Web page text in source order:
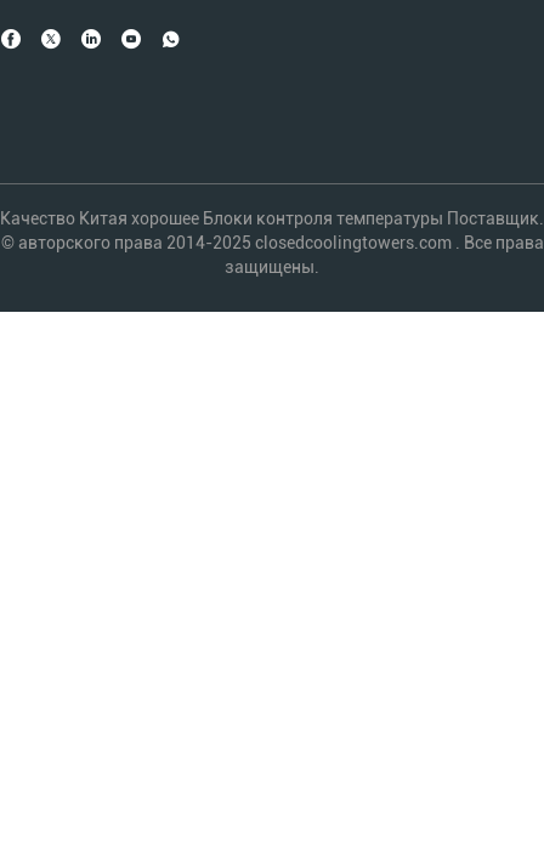
Качество Китая хорошее Блоки контроля температуры Поставщик.
© авторского права 2014-2025 closedcoolingtowers.com . Все права
защищены.